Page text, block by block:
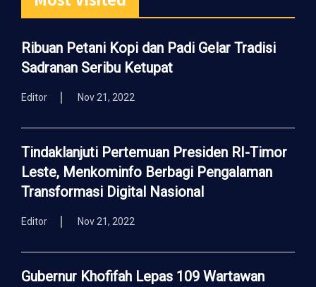
Ribuan Petani Kopi dan Padi Gelar Tradisi
Sadranan Seribu Ketupat
Editor Nov 21, 2022
Tindaklanjuti Pertemuan Presiden RI-Timor
Leste, Menkominfo Berbagi Pengalaman
Transformasi Digital Nasional
Editor Nov 21, 2022
Gubernur Khofifah Lepas 109 Wartawan